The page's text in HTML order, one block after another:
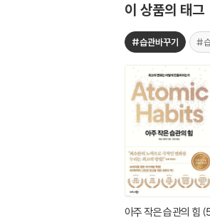
이 상품의 태그
#습관바꾸기 #
아주 작은 습관의 힘